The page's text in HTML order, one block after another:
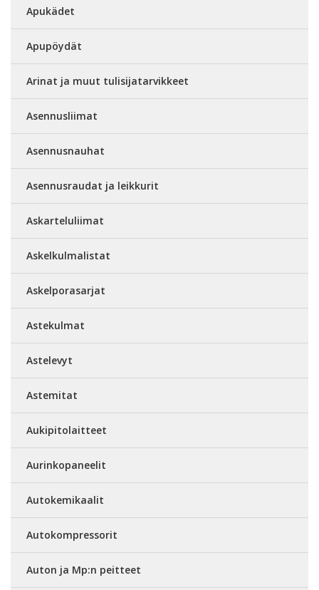
Apukädet
Apupöydät
Arinat ja muut tulisijatarvikkeet
Asennusliimat
Asennusnauhat
Asennusraudat ja leikkurit
Askarteluliimat
Askelkulmalistat
Askelporasarjat
Astekulmat
Astelevyt
Astemitat
Aukipitolaitteet
Aurinkopaneelit
Autokemikaalit
Autokompressorit
Auton ja Mp:n peitteet